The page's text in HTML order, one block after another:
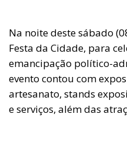
Na noite deste sábado
Festa da Cidade, para
emancipação político-
evento contou com
artesanato, stands
e serviços, além das